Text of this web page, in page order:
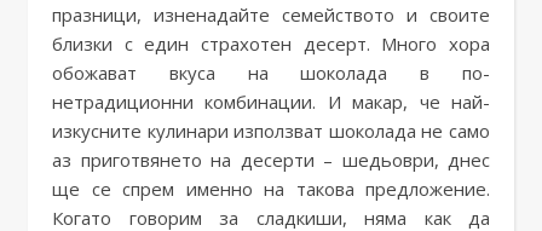
празници, изненадайте семейството и своите
близки с един страхотен десерт. Много хора
обожават вкуса на шоколада в по-
нетрадиционни комбинации. И макар, че най-
изкусните кулинари използват шоколада не само
аз приготвянето на десерти – шедьоври, днес
ще се спрем именно на такова предложение.
Когато говорим за сладкиши, няма как да